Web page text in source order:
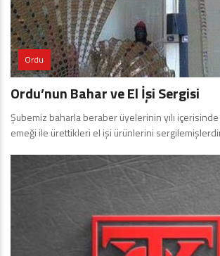
Ordu
Ordu’nun Bahar ve El İşi Sergisi
Şubemiz baharla beraber üyelerinin yılı
emeği ile ürettikleri el işi ürünlerini